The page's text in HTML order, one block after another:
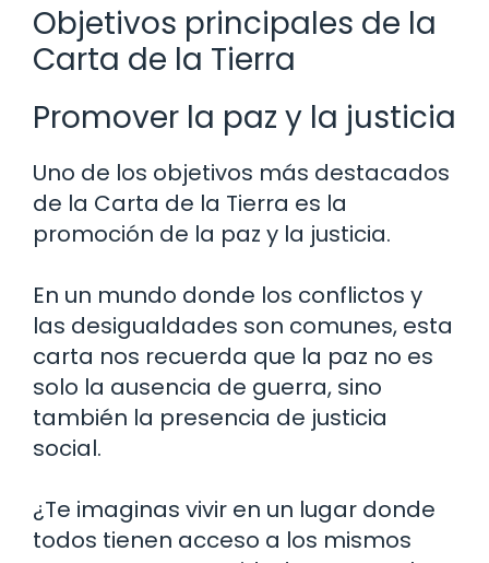
Objetivos principales de la
Carta de la Tierra
Promover la paz y la justicia
Uno de los objetivos más destacados
de la Carta de la Tierra es la
promoción de la paz y la justicia.
En un mundo donde los conflictos y
las desigualdades son comunes, esta
carta nos recuerda que la paz no es
solo la ausencia de guerra, sino
también la presencia de justicia
social.
¿Te imaginas vivir en un lugar donde
todos tienen acceso a los mismos